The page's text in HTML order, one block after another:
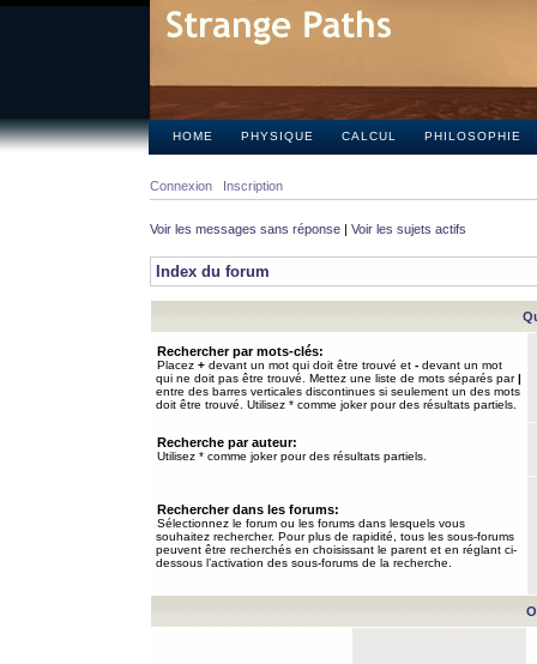
HOME PHYSIQUE CALCUL PHILOSOPHIE
Connexion Inscription
Voir les messages sans réponse | Voir les sujets actifs
Index du forum
Rechercher par mots-clés:
Placez + devant un mot qui doit être trouvé et - devant un mot
qui ne doit pas être trouvé. Mettez une liste de mots séparés par|
entre des barres verticales discontinues si seulement un des mots
doit être trouvé. Utilisez * comme joker pour des résultats partiels.
Recherche par auteur:
Utilisez * comme joker pour des résultats partiels.
Rechercher dans les forums:
Sélectionnez le forum ou les forums dans lesquels vous
souhaitez rechercher. Pour plus de rapidité, tous les sous-forums
peuvent être recherchés en choisissant le parent et en réglant ci-
dessous l’activation des sous-forums de la recherche.